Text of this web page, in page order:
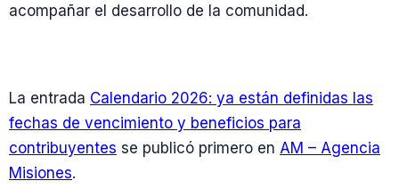
acompañar el desarrollo de la comunidad.
La entrada Calendario 2026: ya están definidas las
fechas de vencimiento y beneficios para
contribuyentes se publicó primero en AM – Agencia
Misiones.